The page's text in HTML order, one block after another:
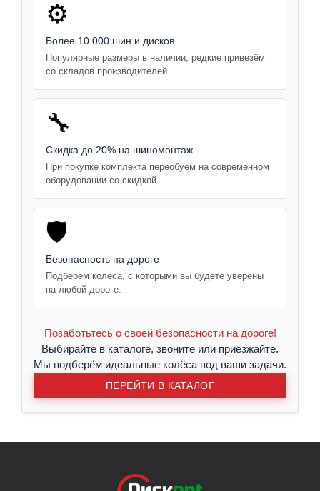
⚙️
Более 10 000 шин и дисков
Популярные размеры в наличии, редкие привезём
со складов производителей.
🔧
Скидка до 20% на шиномонтаж
При покупке комплекта переобуем на современном
оборудовании со скидкой.
🛡️
Безопасность на дороге
Подберём колёса, с которыми вы будете уверены
на любой дороге.
Позаботьтесь о своей безопасности на дороге!
Выбирайте в каталоге, звоните или приезжайте.
Мы подберём идеальные колёса под ваши задачи.
ПЕРЕЙТИ В КАТАЛОГ